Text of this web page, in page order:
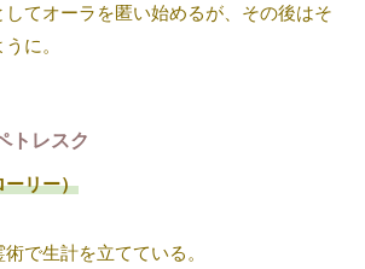
てオーラを匿い始めるが、その後はそ
に。
トレスク
ーリー）
で生計を立てている。